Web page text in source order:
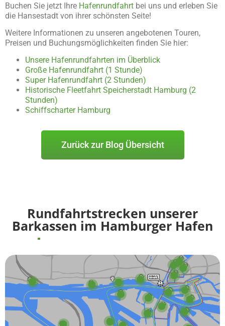
Buchen Sie jetzt Ihre Hafenrundfahrt bei uns und erleben Sie
die Hansestadt von ihrer schönsten Seite!
Weitere Informationen zu unseren angebotenen Touren,
Preisen und Buchungsmöglichkeiten finden Sie hier:
Unsere Hafenrundfahrten im Überblick
Große Hafenrundfahrt (1 Stunde)
Super Hafenrundfahrt (2 Stunden)
Historische Fleetfahrt Speicherstadt Hamburg (2
Stunden)
Schiffscharter Hamburg
Zurück zur Blog Übersicht
Rundfahrtstrecken unserer
Barkassen im Hamburger Hafen